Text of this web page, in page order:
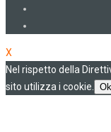
X
Nel rispetto della
sito utilizza i cookie.
Ok